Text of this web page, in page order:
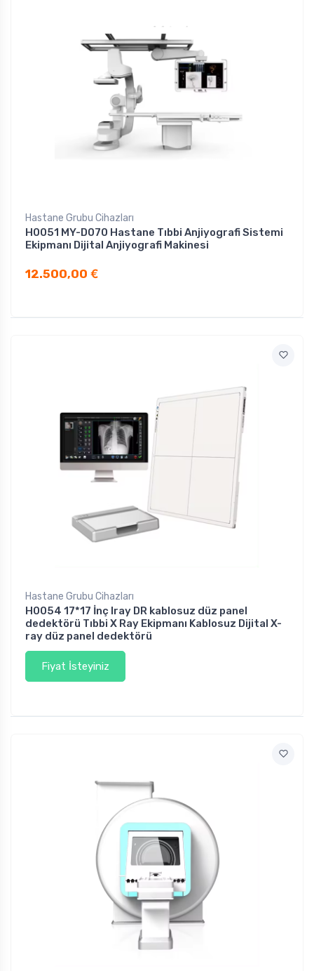
Hastane Grubu Cihazları
H0051 MY-D070 Hastane Tıbbi Anjiyografi Sistemi
Ekipmanı Dijital Anjiyografi Makinesi
12.500,00 €
Hastane Grubu Cihazları
H0054 17*17 İnç Iray DR kablosuz düz panel
dedektörü Tıbbi X Ray Ekipmanı Kablosuz Dijital X-
ray düz panel dedektörü
Fiyat İsteyiniz